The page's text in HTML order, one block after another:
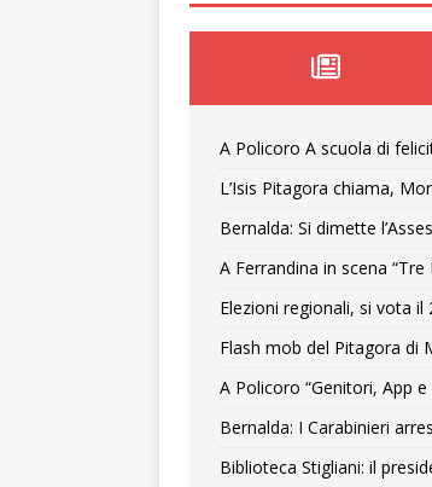
A Policoro A scuola di
L’Isis Pitagora chiama,
Bernalda: Si dimette
A Ferrandina in scena
Elezioni regionali, si vota il
Flash mob del Pitagora di
A Policoro “Genitori, App e
Bernalda: I Carabinieri
Biblioteca Stigliani: il